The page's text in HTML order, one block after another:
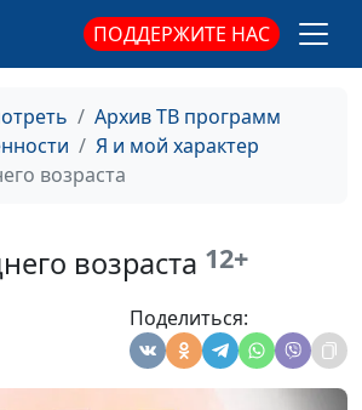
ПОДДЕРЖИТЕ НАС
Архив ТВ программ
Я и мой характер
возраста
возраста 12+
Поделиться:
консультант
Юлия Синицына, Лидия
Нейкурс, семейный
консультант
#172
Юлия Синицына, Лидия
Нейкурс, семейный
консультант